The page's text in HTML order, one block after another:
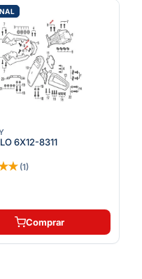
6X12-8311
★ (1)
Comprar